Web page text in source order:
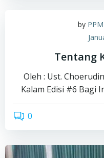
by
Tentang
Oleh : Ust.
Kalam Edisi #6 Bagi
0